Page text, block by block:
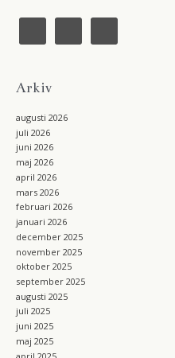
f
c
o
i
s
a
m
r
s
Arkiv
augusti 2026
juli 2026
juni 2026
maj 2026
april 2026
mars 2026
februari 2026
januari 2026
december 2025
november 2025
oktober 2025
september 2025
augusti 2025
juli 2025
juni 2025
maj 2025